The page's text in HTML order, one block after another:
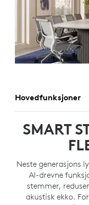
Hovedfunksjoner
SMART
Neste generasjons
AI-drevne
stemmer,
akustisk ekko.